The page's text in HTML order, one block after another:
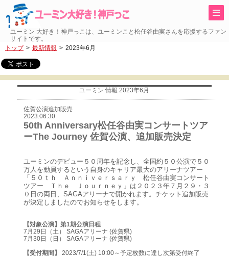
ユーミン 大好き！神戸っこは、ユーミンこと松任谷由実さんを応援するファン
サイトです。
トップ
最新情報 2023年6月
ユーミン 情報 2023年6月
佐賀公演追加販売
2023.06.30
50th Anniversary松任谷由実コンサートツア
ーThe Journey 佐賀公演、追加販売決定
ユーミンのデビュー５０周年を記念し、全国約５０公演で５０
万人を動員するという自身のキャリア最大のアリーナツアー
「５０ｔｈ Ａｎｎｉｖｅｒｓａｒｙ 松任谷由実コンサート
ツアー Ｔｈｅ Ｊｏｕｒｎｅｙ」は２０２３年７月２９・３
０日の両日、SAGAアリーナで開かれます。チケット追加販売
が決定しましたのでお知らせをします。
【対象公演】第1期公演日程
7月29日（土） SAGAアリーナ (佐賀県)
7月30日（日） SAGAアリーナ (佐賀県)
【受付期間】
2023/7/1(土) 10:00～予定枚数に達し次第受付終了